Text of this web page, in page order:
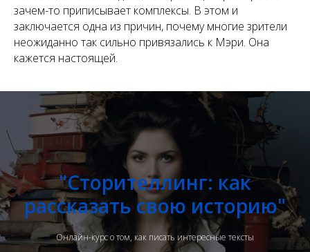
зачем-то приписывает комплексы. В этом и
заключается одна из причин, почему многие зрители
неожиданно так сильно привязались к Мэри. Она
кажется настоящей.
"Сторителлинг: как
рассказать свою историю"
Онлайн-курс о том, как писать интересные тексты